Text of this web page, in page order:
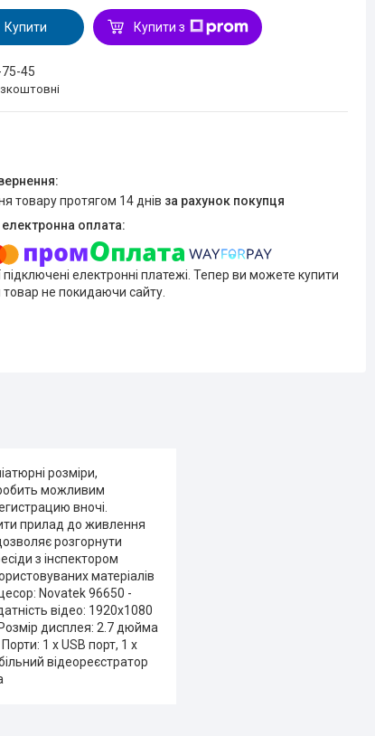
Купити Купити з
45
товару протягом 14 днів за рахунок покупця
підключені електронні платежі. Тепер ви можете купити
не покидаючи сайту.
розміри,
можливим
вночі.
прилад до живлення
розгорнути
з інспектором
матеріалів
Novatek 96650 -
відео: 1920x1080
дисплея: 2.7 дюйма
1 х USB порт, 1 х
відеореєстратор